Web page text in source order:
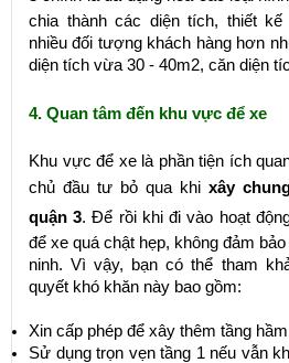
chia thành các diện tích, thiết
nhiều đối tượng khách hàng hơn
diện tích vừa 30 - 40m2, căn diện
4. Quan tâm đến khu vực để xe
Khu vực để xe là phần tiện ích
chủ đầu tư bỏ qua khi xây
quận 3. Để rồi khi đi vào hoạt
để xe quá chật hẹp, không đảm
ninh. Vì vậy, bạn có thể tham
quyết khó khăn này bao gồm:
Xin cấp phép để xây thêm tầng
Sử dụng trọn vẹn tầng 1 nếu vẫn